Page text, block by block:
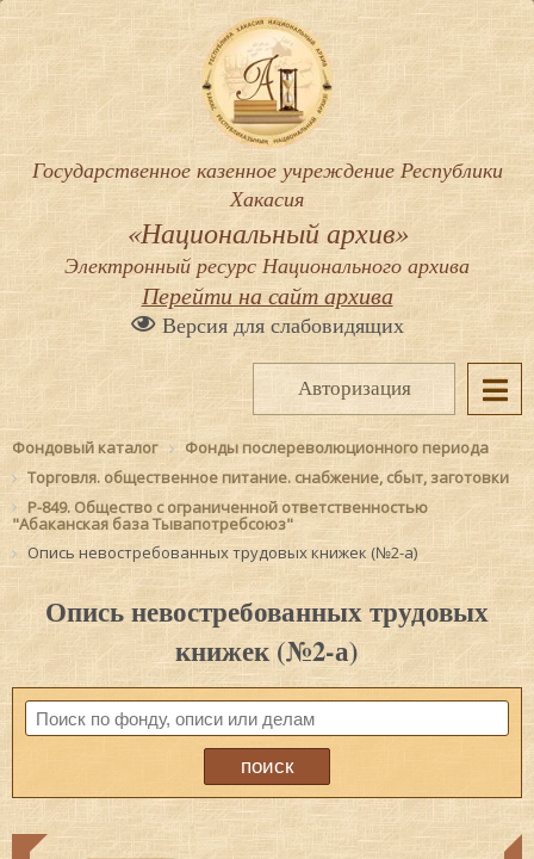
Государственное казенное учреждение Республики
Хакасия
«Национальный архив»
Электронный ресурс Национального архива
Перейти на сайт архива
Версия для слабовидящих
Авторизация
Фондовый каталог
Фонды послереволюционного периода
Торговля. общественное питание. снабжение, сбыт, заготовки
Р-849. Общество с ограниченной ответственностью
"Абаканская база Тывапотребсоюз"
Опись невостребованных трудовых книжек (№2-а)
Опись невостребованных трудовых
книжек (№2-а)